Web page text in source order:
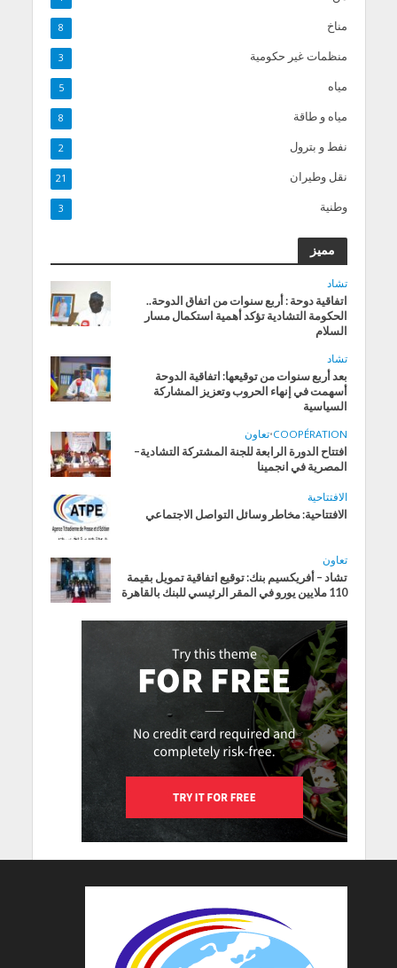
مناخ 8
منظمات غير حكومية 3
مياه 5
مياه و طاقة 8
نفط و بترول 2
نقل وطيران 21
وطنية 3
مميز
تشاد
اتفاقية دوحة : أربع سنوات من اتفاق الدوحة..
الحكومة التشادية تؤكد أهمية استكمال مسار
السلام
تشاد
بعد أربع سنوات من توقيعها: اتفاقية الدوحة
أسهمت في إنهاء الحروب وتعزيز المشاركة
السياسية
COOPÉRATION
•تعاون
افتتاح الدورة الرابعة للجنة المشتركة التشادية–
المصرية في انجمينا
الافتتاحية
الافتتاحية: مخاطر وسائل التواصل الاجتماعي
تعاون
تشاد – أفريكسيم بنك: توقيع اتفاقية تمويل بقيمة
110 ملايين يورو في المقر الرئيسي للبنك بالقاهرة